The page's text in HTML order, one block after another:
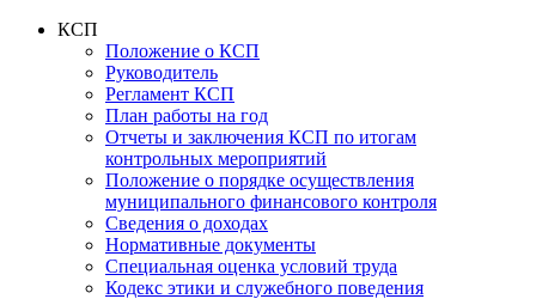
КСП
Положение о КСП
Руководитель
Регламент КСП
План работы на год
Отчеты и заключения КСП по итогам
контрольных мероприятий
Положение о порядке осуществления
муниципального финансового контроля
Сведения о доходах
Нормативные документы
Специальная оценка условий труда
Кодекс этики и служебного поведения